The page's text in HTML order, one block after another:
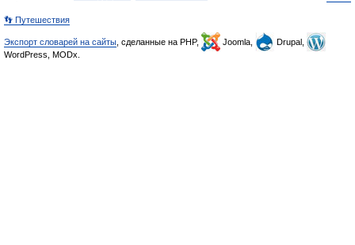
👣 Путешествия
Экспорт словарей на сайты , сделанные на PHP, Joomla,
Drupal,
WordPress, MODx.